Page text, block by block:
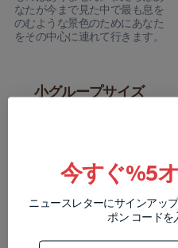
なたが今まで見た中で最も息を
のむような景色のためにあなた
をその中心に連れて行きます。
小グループサイズ
ちます。
WhatsAppでチャットしてくだ
さい
今すぐ%5
ニュースレターにサインアッ
ポン コードを